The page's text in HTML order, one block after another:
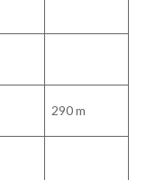
290 m